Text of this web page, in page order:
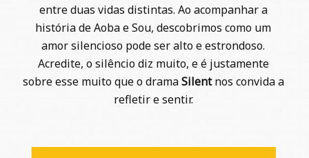
entre duas vidas distintas. Ao acompanhar a
história de Aoba e Sou, descobrimos como um
amor silencioso pode ser alto e estrondoso.
Acredite, o silêncio diz muito, e é justamente
sobre esse muito que o dramaSilentnos convida a
refletir e sentir.